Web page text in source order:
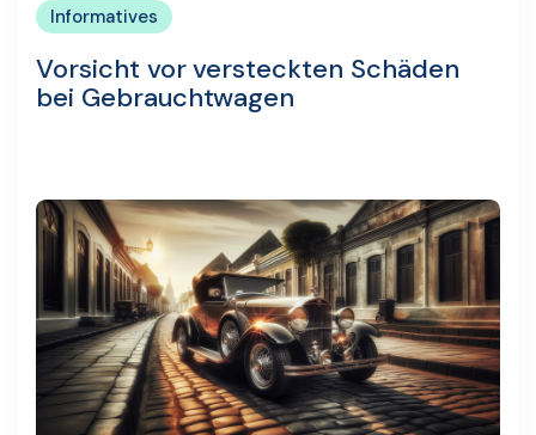
Informatives
Vorsicht vor versteckten Schäden
bei Gebrauchtwagen